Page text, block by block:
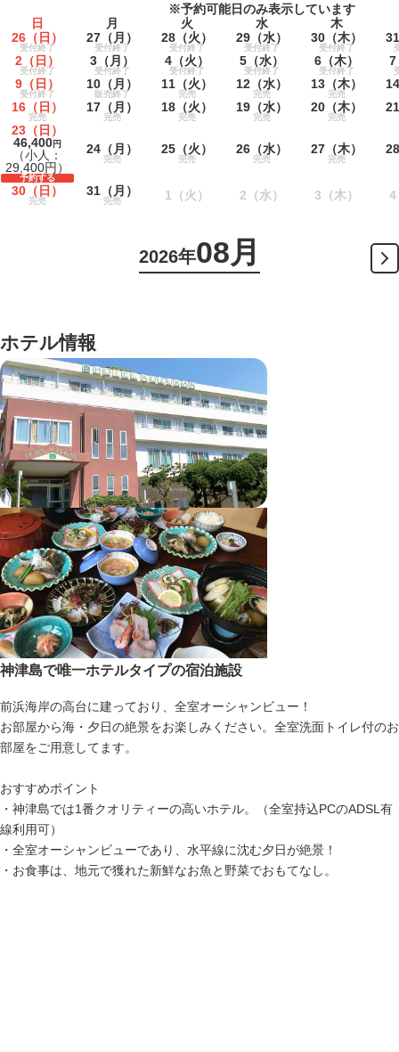
※予約可能日のみ表示しています
日
月 火 水
木
26 （日）
受付終了
27 （月）
受付終了
28 （火）
受付終了
29 （水）
受付終了
30 （木）
受付終了
31
2 （日）
受付終了
3 （月）
受付終了
4 （火）
受付終了
5 （水）
受付終了
6 （木）
受付終了
7
9 （日）
受付終了
10 （月）
販売終了
11 （火）
完売
12 （水）
完売
13 （木）
完売
14
16 （日）
完売
17 （月）
完売
18 （火）
完売
19 （水）
完売
20 （木）
完売
21
23 （日）
46,400円
（小人：
29,400円）
予約する
24 （月）
完売
25 （火）
完売
26 （水）
完売
27 （木）
完売
28
30 （日）
完売
31 （月）
完売 1 （火） 2 （水） 3 （木） 4
2026年08月
ホテル情報
神津島で唯一ホテルタイプの宿泊施設
前浜海岸の高台に建っており、全室オーシャンビュー！
お部屋から海・夕日の絶景をお楽しみください。全室洗面トイレ付のお
部屋をご用意してます。
おすすめポイント
・神津島では1番クオリティーの高いホテル。（全室持込PCのADSL有
線利用可）
・全室オーシャンビューであり、水平線に沈む夕日が絶景！
・お食事は、地元で獲れた新鮮なお魚と野菜でおもてなし。